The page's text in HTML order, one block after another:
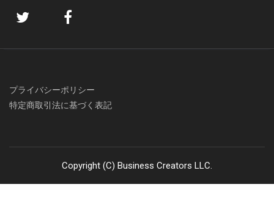
プライバシーポリシー
特定商取引法に基づく表記
Copyright (C) Business Creators LLC.